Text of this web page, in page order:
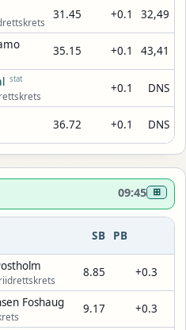
31.45 +0.1 32,49
35.15 +0.1 43,41
stat
+0.1 DNS
36.72 +0.1 DNS
09:45 ⊞
SB PB
8.85 +0.3
Foshaug 9.17 +0.3